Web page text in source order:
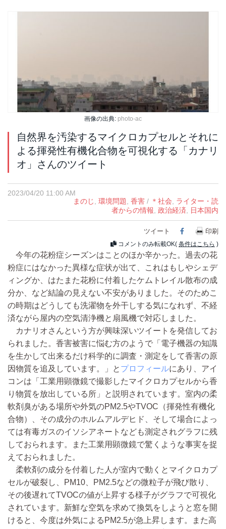
画像の出典: photo-ac
自然界を汚染するマイクロカプセルとそれに
よる揮発性有機化合物を可視化する「カナリ
オ」さんのツイート
2023/04/20 11:00 AM
まのじ
環境問題 香害 / ＊社会
ライター・読
者からの情報 政治経済 日本国内
ツイート Facebook
印刷
コメントのみ転載OK( 条件はこちら )
今年の花粉症シーズンはことのほか辛かった。過去の花
粉症にはなかった異様な症状が出て、これはもしやシェデ
ィングか、はたまた花粉に付着したケムトレイル散布の成
分か、など結論の見えない不安がありました。そのためこ
の時期はどうしても洗濯物を外干しする気になれず、不経
済ながら屋内の空気清浄機と扇風機で対応しました。
カナリオさんという方が興味深いツイートを発信してお
られました。香害被害に悩む方のようで「電子機器の知識
を生かして出来るだけ科学的に調査・測定をして香害の原
因物質を追及しています。」と プロフィールにあり、アイ
コンは「工業用顕微鏡で撮影したマイクロカプセルから香
り物質を放出している所」と説明されています。室内の柔
軟剤臭がある場所や外気のPM2.5やTVOC（揮発性有機化
合物）、その成分のホルムアルデヒド、そして場合によっ
ては有毒ガスのイソシアネートなども測定されグラフに残
しておられます。また工業用顕微鏡で驚くような事実を捉
えておられました。
柔軟剤の成分を付着した人が室内で動くとマイクロカプ
セルが破裂し、PM10、PM2.5などの微粒子が飛び散り、
その後遅れてTVOCの値が上昇する様子がグラフで可視化
されています。新鮮な空気を求めて換気をしようと窓を開
けると、今度は外気によるPM2.5が急上昇します。また高